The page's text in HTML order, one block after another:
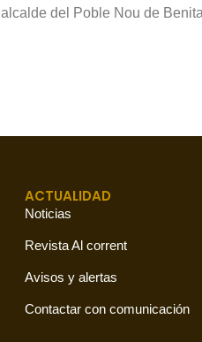
del Poble Nou de
ACTUALIDAD
Noticias
Revista Al corrent
Avisos y alertas
Contactar con comunicación